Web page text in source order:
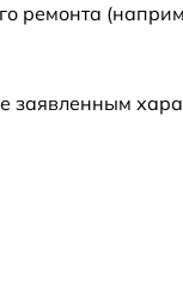
450 р
ремонта
заявленным